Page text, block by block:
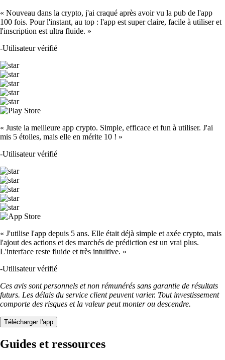
« Nouveau dans la crypto, j'ai craqué après avoir vu la pub de l'app
100 fois. Pour l'instant, au top : l'app est super claire, facile à utiliser et
l'inscription est ultra fluide. »
-Utilisateur vérifié
« Juste la meilleure app crypto. Simple, efficace et fun à utiliser. J'ai
mis 5 étoiles, mais elle en mérite 10 ! »
-Utilisateur vérifié
« J'utilise l'app depuis 5 ans. Elle était déjà simple et axée crypto, mais
l'ajout des actions et des marchés de prédiction est un vrai plus.
L'interface reste fluide et très intuitive. »
-Utilisateur vérifié
Ces avis sont personnels et non rémunérés sans garantie de résultats
futurs. Les délais du service client peuvent varier. Tout investissement
comporte des risques et la valeur peut monter ou descendre.
Télécharger l'app
Guides et ressources